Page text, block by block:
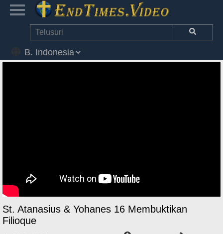
St. Atanasius & Yohanes 16 Membuktikan
Filioque